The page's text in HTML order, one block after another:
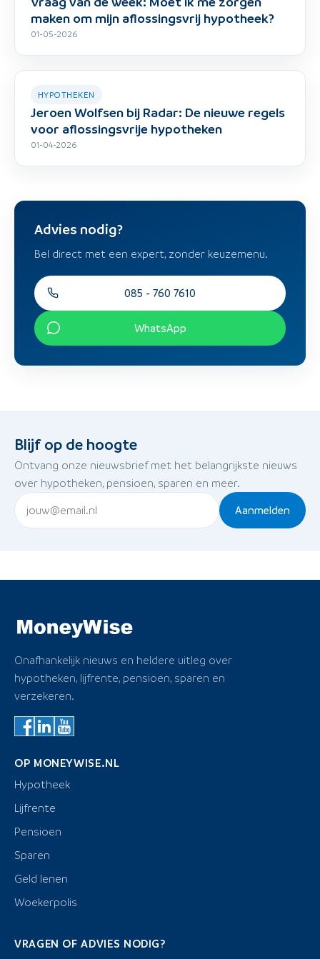
maken om mijn aflossingsvrij hypotheek?
01-05-2026
HYPOTHEKEN
Jeroen Wolfsen bij Radar: De nieuwe regels
voor aflossingsvrije hypotheken
01-04-2026
Advies nodig?
Bel direct met een expert, zonder keuzemenu.
085 - 760 7610
WhatsApp
Blijf op de hoogte
Ontvang onze nieuwsbrief met het belangrijkste nieuws
over hypotheken, pensioen, sparen en meer.
Aanmelden
Onafhankelijk nieuws en heldere uitleg over
hypotheken, lijfrente, pensioen, sparen en
verzekeren.
OP MONEYWISE.NL
Hypotheek
Lijfrente
Pensioen
Sparen
Geld lenen
Woekerpolis
VRAGEN OF ADVIES NODIG?